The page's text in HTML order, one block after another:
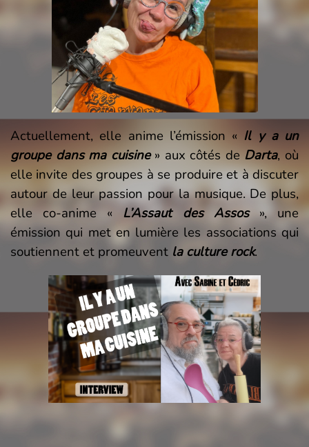
Actuellement, elle anime l’émission « Il y a un
groupe dans ma cuisine» aux côtés de Darta, où
elle invite des groupes à se produire et à discuter
autour de leur passion pour la musique. De plus,
elle co-anime « L’Assaut des Assos», une
émission qui met en lumière les associations qui
soutiennent et promeuvent la culture rock.